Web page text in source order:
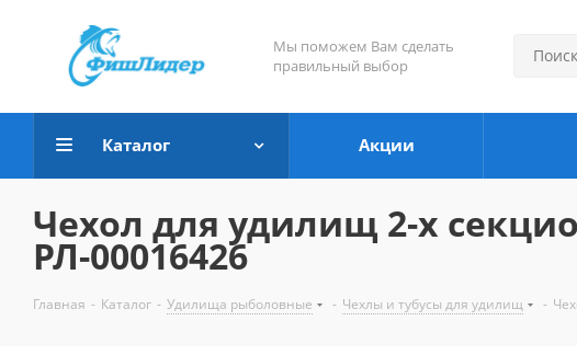
Мы поможем Вам сделать
правильный выбор
Каталог Акции
Чехол для удилищ 2-х
РЛ-00016426
Главная - Каталог - Удилища рыболовные - Чехлы и тубусы для удилищ -